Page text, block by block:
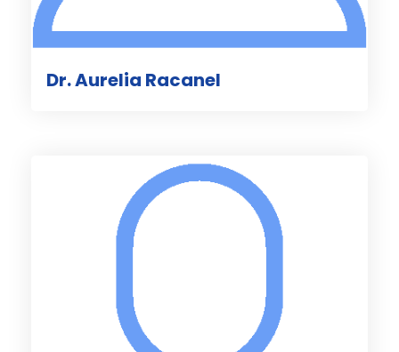
Dr. Aurelia Racanel